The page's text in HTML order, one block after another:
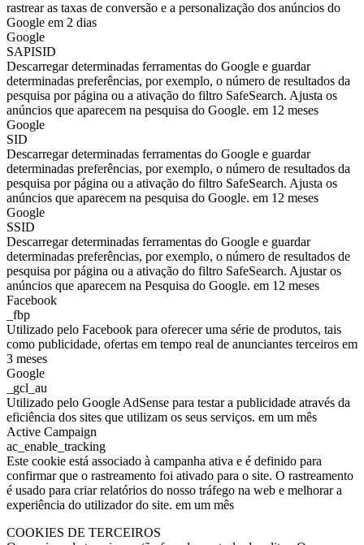
rastrear as taxas de conversão e a personalização dos anúncios do
Google em 2 dias
Google
SAPISID
Descarregar determinadas ferramentas do Google e guardar
determinadas preferências, por exemplo, o número de resultados da
pesquisa por página ou a ativação do filtro SafeSearch. Ajusta os
anúncios que aparecem na pesquisa do Google. em 12 meses
Google
SID
Descarregar determinadas ferramentas do Google e guardar
determinadas preferências, por exemplo, o número de resultados da
pesquisa por página ou a ativação do filtro SafeSearch. Ajusta os
anúncios que aparecem na pesquisa do Google. em 12 meses
Google
SSID
Descarregar determinadas ferramentas do Google e guardar
determinadas preferências, por exemplo, o número de resultados de
pesquisa por página ou a ativação do filtro SafeSearch. Ajustar os
anúncios que aparecem na Pesquisa do Google. em 12 meses
Facebook
_fbp
Utilizado pelo Facebook para oferecer uma série de produtos, tais
como publicidade, ofertas em tempo real de anunciantes terceiros em
3 meses
Google
_gcl_au
Utilizado pelo Google AdSense para testar a publicidade através da
eficiência dos sites que utilizam os seus serviços. em um mês
Active Campaign
ac_enable_tracking
Este cookie está associado à campanha ativa e é definido para
confirmar que o rastreamento foi ativado para o site. O rastreamento
é usado para criar relatórios do nosso tráfego na web e melhorar a
experiência do utilizador do site. em um mês
COOKIES DE TERCEIROS